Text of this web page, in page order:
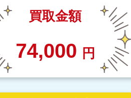
買取金額
74,000 円